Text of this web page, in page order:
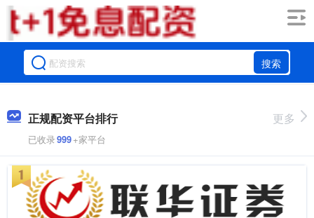
搜索
正规配资平台排行
已收录999+家平台
更多